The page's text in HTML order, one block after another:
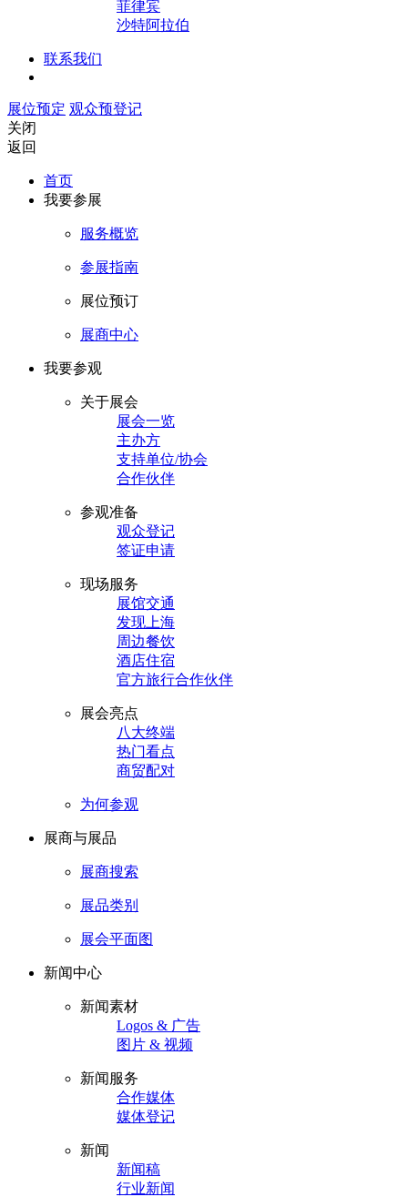
菲律宾
沙特阿拉伯
联系我们
展位预定 观众预登记
关闭
返回
首页
我要参展
服务概览
参展指南
展位预订
展商中心
我要参观
关于展会
展会一览
主办方
支持单位/协会
合作伙伴
参观准备
观众登记
签证申请
现场服务
展馆交通
发现上海
周边餐饮
酒店住宿
官方旅行合作伙伴
展会亮点
八大终端
热门看点
商贸配对
为何参观
展商与展品
展商搜索
展品类别
展会平面图
新闻中心
新闻素材
Logos & 广告
图片 & 视频
新闻服务
合作媒体
媒体登记
新闻
新闻稿
行业新闻